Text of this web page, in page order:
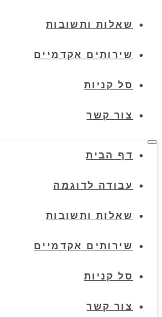
שאלות ותשובות
שירותים אקדמיים
סל קניות
צור קשר
תפריט
דף הבית
עבודה לדוגמה
שאלות ותשובות
שירותים אקדמיים
סל קניות
צור קשר